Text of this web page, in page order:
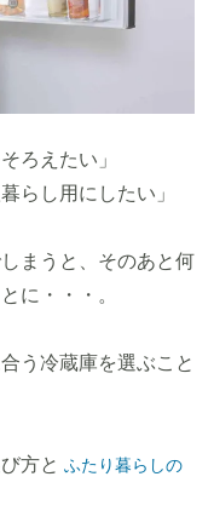
ろえたい」
らし用にしたい」
まうと、そのあと何
に・・・。
う冷蔵庫を選ぶこと
方と ふたり暮らしの